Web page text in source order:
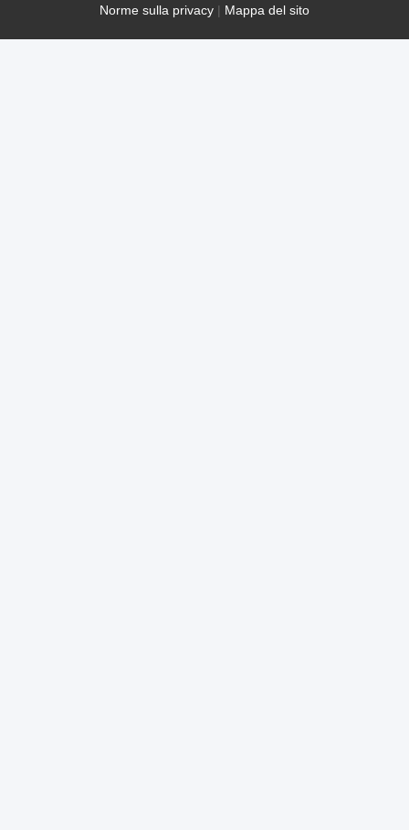
Norme sulla privacy | Mappa del sito